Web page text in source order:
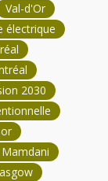
Val-d'Or
électrique
2030